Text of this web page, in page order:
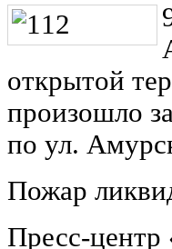
открытой
произошло
по ул.
Пожар
Пресс-центр